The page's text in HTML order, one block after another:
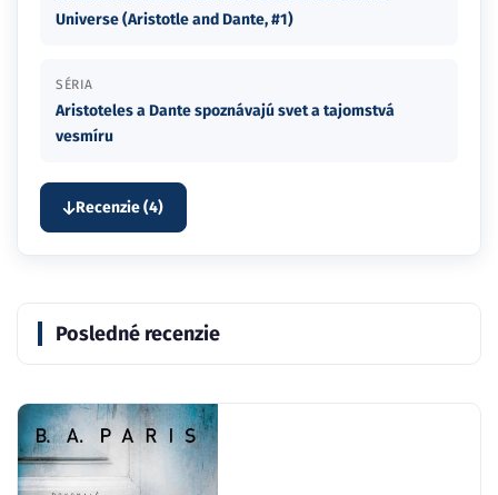
Universe (Aristotle and Dante, #1)
SÉRIA
Aristoteles a Dante spoznávajú svet a tajomstvá
vesmíru
Recenzie (4)
Posledné recenzie